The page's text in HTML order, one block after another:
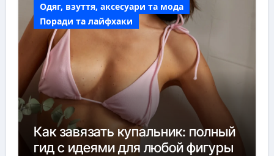
Одяг, взуття, аксесуари та мода
Поради та лайфхаки
Как завязать купальник: полный
гид с идеями для любой фигуры